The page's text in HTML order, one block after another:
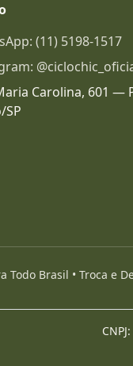
(11) 5198-1517
Carolina, 601 —
SP
Todo Brasil • Troca e